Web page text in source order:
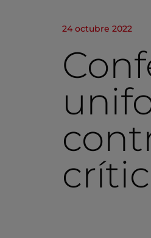
24 octubre 2022